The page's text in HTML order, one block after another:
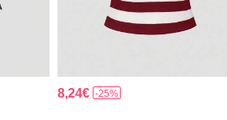
8,24€ -25%